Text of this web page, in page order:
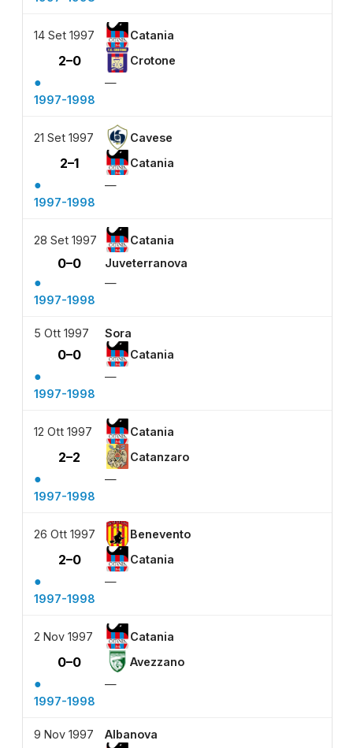
14 Set 1997 Catania
2–0 Crotone
●
—
1997-1998
21 Set 1997 Cavese
2–1 Catania
●
—
1997-1998
28 Set 1997 Catania
0–0 Juveterranova
●
—
1997-1998
5 Ott 1997 Sora
0–0 Catania
●
—
1997-1998
12 Ott 1997 Catania
2–2 Catanzaro
●
—
1997-1998
26 Ott 1997 Benevento
2–0 Catania
●
—
1997-1998
2 Nov 1997 Catania
0–0 Avezzano
●
—
1997-1998
9 Nov 1997 Albanova